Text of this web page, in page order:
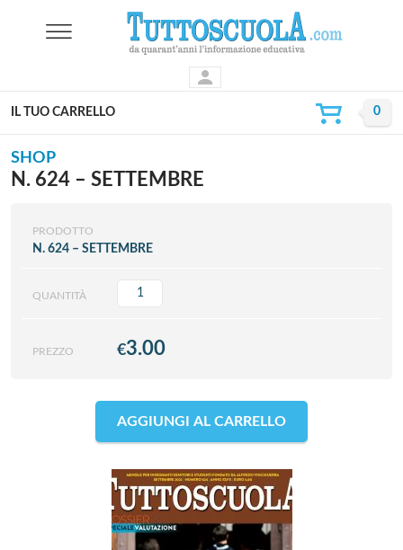
IL TUO CARRELLO
SHOP
N. 624 – SETTEMBRE
PRODOTTO
N. 624 – SETTEMBRE
QUANTITÀ
PREZZO €3.00
AGGIUNGI AL CARRELLO